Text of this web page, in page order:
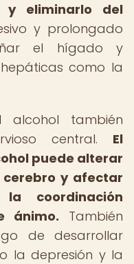
y eliminarlo del
y prolongado
el hígado y
como la
alcohol también
central. El
puede alterar
y afectar
coordinación
ánimo. También
de desarrollar
la depresión y la